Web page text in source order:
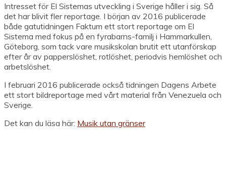
Intresset för El Sistemas utveckling i Sverige håller i sig. Så
det har blivit fler reportage. I början av 2016 publicerade
både gatutidningen Faktum ett stort reportage om El
Sistema med fokus på en fyrabarns-familj i Hammarkullen,
Göteborg, som tack vare musikskolan brutit ett utanförskap
efter år av papperslöshet, rotlöshet, periodvis hemlöshet och
arbetslöshet.
I februari 2016 publicerade också tidningen Dagens Arbete
ett stort bildreportage med vårt material från Venezuela och
Sverige.
Det kan du läsa här: Musik utan gränser